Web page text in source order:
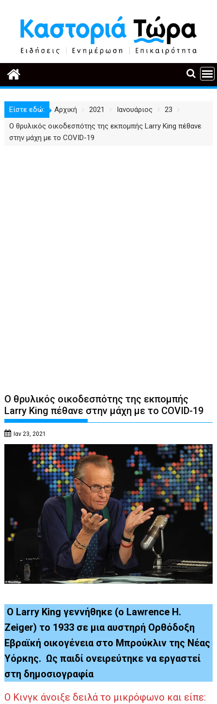
περιεχόμενο
Είστε εδώ: Αρχική 2021 Ιανουάριος
23
Ο θρυλικός οικοδεσπότης της εκπομπής Larry King πέθανε
στην μάχη με το COVID-19
Ο θρυλικός οικοδεσπότης της εκπομπής
Larry King πέθανε στην μάχη με το COVID-19
Ιαν 23, 2021
Ο Larry King γεννήθηκε (ο Lawrence H.
Zeiger) το 1933 σε μια αυστηρή Ορθόδοξη
Εβραϊκή οικογένεια στο Μπρούκλιν της Νέας
Υόρκης. Ως παιδί ονειρεύτηκε να εργαστεί
στη δημοσιογραφία
Ο Κινγκ άνοιξε δειλά το μικρόφωνο και είπε: